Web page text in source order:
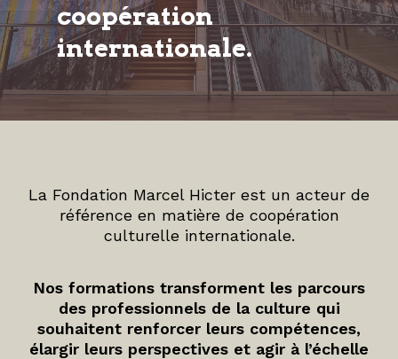
coopération
internationale.
La Fondation Marcel Hicter est un acteur de
référence en matière de coopération
culturelle internationale.
Nos formations transforment les parcours
des professionnels de la culture qui
souhaitent renforcer leurs compétences,
élargir leurs perspectives et agir à l’échelle